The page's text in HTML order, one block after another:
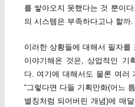
를 쌓아오지 못했다는 것 뿐이
의 시스템은 부족하다고나 할까.
이러한 상황들에 대해서 필자
이야기해온 것은, 상업적인 기
다. 여기에 대해서도 물론 여러
“그렇다면 다들 기획만화(어느
별칭처럼 되어버린 개념)에 매